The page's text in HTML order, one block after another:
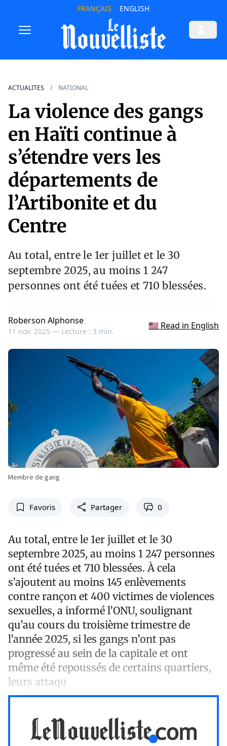
FRANÇAIS ENGLISH
ACTUALITES NATIONAL
La violence des gangs
en Haïti continue à
s’étendre vers les
départements de
l’Artibonite et du
Centre
Au total, entre le 1er juillet et le 30
septembre 2025, au moins 1 247
personnes ont été tuées et 710 blessées.
Roberson Alphonse
11 nov. 2025 — Lecture : 3 min.
🇺🇸 Read in English
Membre de gang
Favoris Partager 0
Au total, entre le 1er juillet et le 30
septembre 2025, au moins 1 247 personnes
ont été tuées et 710 blessées. À cela
s’ajoutent au moins 145 enlèvements
contre rançon et 400 victimes de violences
sexuelles, a informé l’ONU, soulignant
qu’au cours du troisième trimestre de
l’année 2025, si les gangs n’ont pas
progressé au sein de la capitale et ont
même été repoussés de certains quartiers,
leurs attaqu